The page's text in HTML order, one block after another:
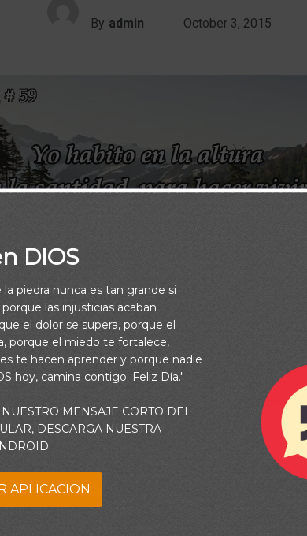
By admin October 3, 2015
DIOS
la piedra nunca es tan grande si
las injusticias acaban
el dolor se supera, porque el
porque el miedo te fortalece,
te hacen aprender y porque nadie
hoy, camina contigo. Feliz Día."
MENSAJE CORTO DEL
DESCARGA NUESTRA
APLICACION